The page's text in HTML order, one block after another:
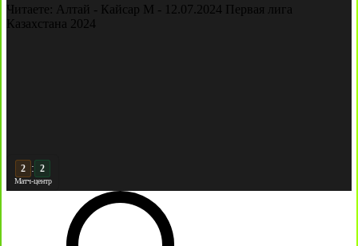
Читаете: Алтай - Кайсар М - 12.07.2024 Первая лига
Казахстана 2024
3 : 2
Матч-центр